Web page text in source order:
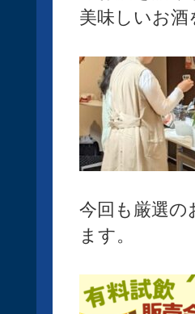
美味しいお
今回も厳選の
ます。